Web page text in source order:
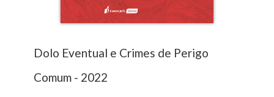
Dolo Eventual e Crimes de Perigo
Comum - 2022